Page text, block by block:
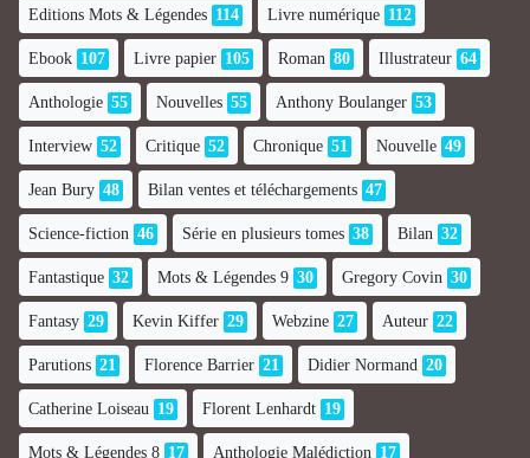
Editions Mots & Légendes 114 Livre numérique 112
Ebook 107 Livre papier 105 Roman 80 Illustrateur 64
Anthologie 55 Nouvelles 55 Anthony Boulanger 53
Interview 52 Critique 52 Chronique 51 Nouvelle 49
Jean Bury 48 Bilan ventes et téléchargements 47
Science-fiction 46 Série en plusieurs tomes 38 Bilan 32
Fantastique 32 Mots & Légendes 9 30 Gregory Covin 30
Fantasy 29 Kevin Kiffer 29 Webzine 27 Auteur 22
Parutions 21 Florence Barrier 21 Didier Normand 20
Catherine Loiseau 19 Florent Lenhardt 19
Mots & Légendes 8 17 Anthologie Malédiction 17